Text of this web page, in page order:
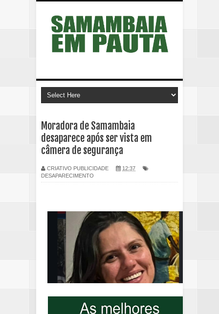
Moradora de Samambaia
desaparece após ser vista em
câmera de segurança
CRIATIVO PUBLICIDADE
12:37
DESAPARECIMENTO